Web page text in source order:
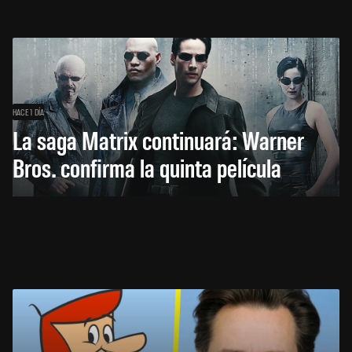
HACE 1 DÍA
La saga Matrix continuará: Warner
Bros. confirma la quinta película